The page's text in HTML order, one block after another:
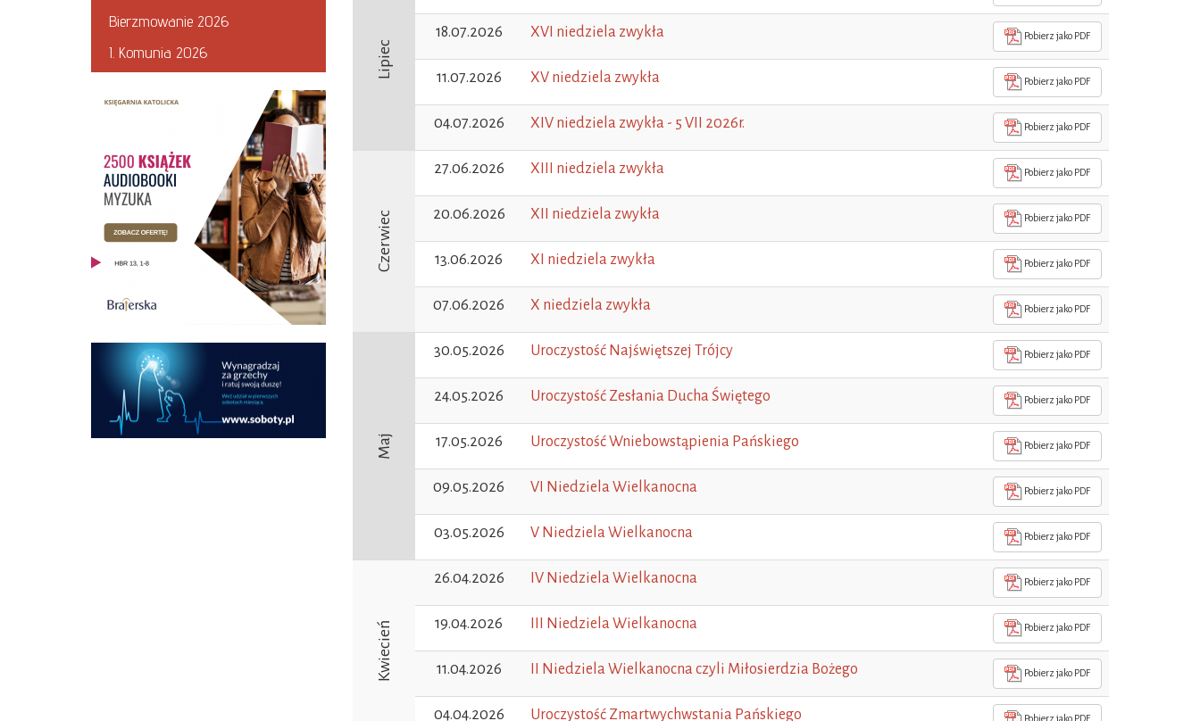
Bierzmowanie 2026
I. Komunia 2026
Lipiec
18.07.2026 XVI niedziela zwykła Pobierz jako PDF
11.07.2026 XV niedziela zwykła Pobierz jako PDF
04.07.2026 XIV niedziela zwykła - 5 VII 2026r. Pobierz jako PDF
Czerwiec
27.06.2026 XIII niedziela zwykła Pobierz jako PDF
20.06.2026 XII niedziela zwykła Pobierz jako PDF
13.06.2026 XI niedziela zwykła Pobierz jako PDF
07.06.2026 X niedziela zwykła Pobierz jako PDF
Maj
30.05.2026 Uroczystość Najświętszej Trójcy Pobierz jako PDF
24.05.2026 Uroczystość Zesłania Ducha Świętego Pobierz jako PDF
17.05.2026 Uroczystość Wniebowstąpienia Pańskiego Pobierz jako PDF
09.05.2026 VI Niedziela Wielkanocna Pobierz jako PDF
03.05.2026 V Niedziela Wielkanocna Pobierz jako PDF
Kwiecień
26.04.2026 IV Niedziela Wielkanocna Pobierz jako PDF
19.04.2026 III Niedziela Wielkanocna Pobierz jako PDF
11.04.2026 II Niedziela Wielkanocna czyli Miłosierdzia Bożego Pobierz jako PDF
04.04.2026 Uroczystość Zmartwychwstania Pańskiego Pobierz jako PDF